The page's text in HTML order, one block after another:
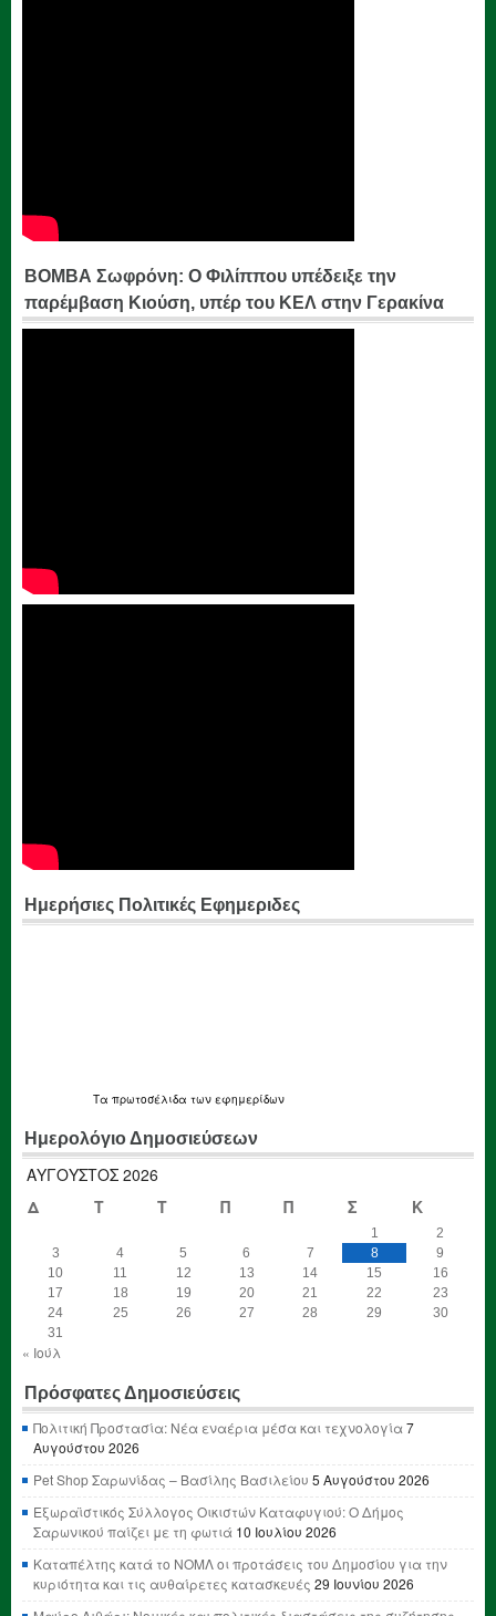
ΒΟΜΒΑ Σωφρόνη: Ο Φιλίππου υπέδειξε την
παρέμβαση Κιούση, υπέρ του ΚΕΛ στην Γερακίνα
Ημερήσιες Πολιτικές Εφημεριδες
Τα πρωτοσέλιδα των εφημερίδων
Ημερολόγιο Δημοσιεύσεων
ΑΎΓΟΥΣΤΟΣ 2026
Δ
Τ Τ Π Π Σ Κ
1
2
3
4 5 6 7 8
9
10
11 12 13 14 15
16
17
18 19 20 21 22
23
24
25 26 27 28 29
30
31
« Ιούλ
Πρόσφατες Δημοσιεύσεις
Πολιτική Προστασία: Νέα εναέρια μέσα και τεχνολογία7
Αυγούστου 2026
Pet Shop Σαρωνίδας – Βασίλης Βασιλείου 5 Αυγούστου 2026
Εξωραϊστικός Σύλλογος Οικιστών Καταφυγιού: Ο Δήμος
Σαρωνικού παίζει με τη φωτιά 10 Ιουλίου 2026
Καταπέλτης κατά το ΝΟΜΛ οι προτάσεις του Δημοσίου για την
κυριότητα και τις αυθαίρετες κατασκευές 29 Ιουνίου 2026